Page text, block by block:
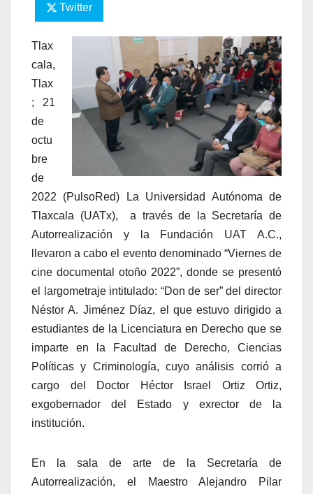
Twitter
Tlax
cala,
Tlax
; 21
de
octu
bre
de
2022 (PulsoRed) La Universidad Autónoma de
Tlaxcala (UATx), a través de la Secretaría de
Autorrealización y la Fundación UAT A.C.,
llevaron a cabo el evento denominado “Viernes de
cine documental otoño 2022”, donde se presentó
el largometraje intitulado: “Don de ser” del director
Néstor A. Jiménez Díaz, el que estuvo dirigido a
estudiantes de la Licenciatura en Derecho que se
imparte en la Facultad de Derecho, Ciencias
Políticas y Criminología, cuyo análisis corrió a
cargo del Doctor Héctor Israel Ortiz Ortiz,
exgobernador del Estado y exrector de la
institución.
En la sala de arte de la Secretaría de
Autorrealización, el Maestro Alejandro Pilar